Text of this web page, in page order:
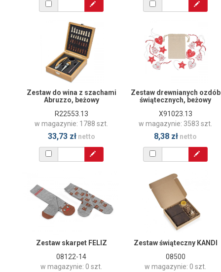
Zestaw do wina z szachami
Abruzzo, beżowy
R22553.13
w magazynie: 1788 szt.
33,73 złnetto
Zestaw drewnianych ozdób
świątecznych, beżowy
X91023.13
w magazynie: 3583 szt.
8,38 zł netto
Zestaw skarpet FELIZ
08122-14
w magazynie: 0 szt.
Zestaw świąteczny KANDI
08500
w magazynie: 0 szt.